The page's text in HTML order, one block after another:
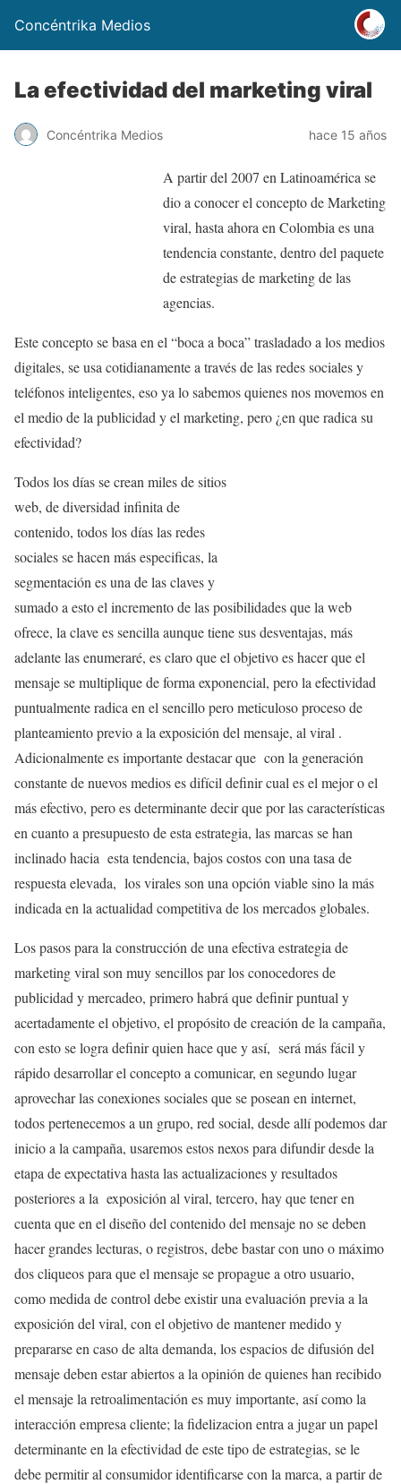
Concéntrika Medios
La efectividad del marketing viral
Concéntrika Medios hace 15 años
A partir del 2007 en Latinoamérica se
dio a conocer el concepto de Marketing
viral, hasta ahora en Colombia es una
tendencia constante, dentro del paquete
de estrategias de marketing de las
agencias.
Este concepto se basa en el “boca a boca” trasladado a los medios
digitales, se usa cotidianamente a través de las redes sociales y
teléfonos inteligentes, eso ya lo sabemos quienes nos movemos en
el medio de la publicidad y el marketing, pero ¿en que radica su
efectividad?
Todos los días se crean miles de sitios
web, de diversidad infinita de
contenido, todos los días las redes
sociales se hacen más especificas, la
segmentación es una de las claves y
sumado a esto el incremento de las posibilidades que la web
ofrece, la clave es sencilla aunque tiene sus desventajas, más
adelante las enumeraré, es claro que el objetivo es hacer que el
mensaje se multiplique de forma exponencial, pero la efectividad
puntualmente radica en el sencillo pero meticuloso proceso de
planteamiento previo a la exposición del mensaje, al viral .
Adicionalmente es importante destacar que con la generación
constante de nuevos medios es difícil definir cual es el mejor o el
más efectivo, pero es determinante decir que por las características
en cuanto a presupuesto de esta estrategia, las marcas se han
inclinado hacia esta tendencia, bajos costos con una tasa de
respuesta elevada, los virales son una opción viable sino la más
indicada en la actualidad competitiva de los mercados globales.
Los pasos para la construcción de una efectiva estrategia de
marketing viral son muy sencillos par los conocedores de
publicidad y mercadeo, primero habrá que definir puntual y
acertadamente el objetivo, el propósito de creación de la campaña,
con esto se logra definir quien hace que y así, será más fácil y
rápido desarrollar el concepto a comunicar, en segundo lugar
aprovechar las conexiones sociales que se posean en internet,
todos pertenecemos a un grupo, red social, desde allí podemos dar
inicio a la campaña, usaremos estos nexos para difundir desde la
etapa de expectativa hasta las actualizaciones y resultados
posteriores a la exposición al viral, tercero, hay que tener en
cuenta que en el diseño del contenido del mensaje no se deben
hacer grandes lecturas, o registros, debe bastar con uno o máximo
dos cliqueos para que el mensaje se propague a otro usuario,
como medida de control debe existir una evaluación previa a la
exposición del viral, con el objetivo de mantener medido y
prepararse en caso de alta demanda, los espacios de difusión del
mensaje deben estar abiertos a la opinión de quienes han recibido
el mensaje la retroalimentación es muy importante, así como la
interacción empresa cliente; la fidelizacion entra a jugar un papel
determinante en la efectividad de este tipo de estrategias, se le
debe permitir al consumidor identificarse con la marca, a partir de